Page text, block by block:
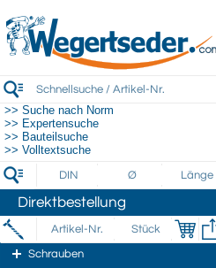
>> Suche nach Norm
>> Expertensuche
>> Bauteilsuche
>> Volltextsuche
Direktbestellung
Schrauben